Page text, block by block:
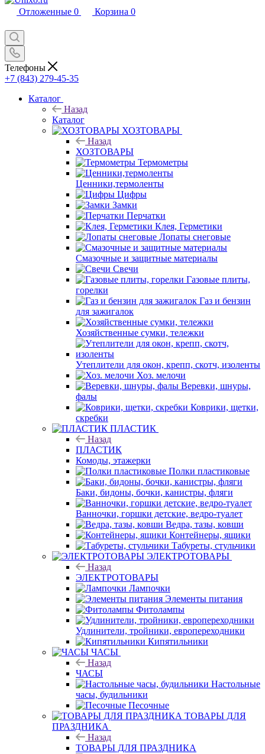
Отложенные 0 Корзина 0
Телефоны
+7 (843) 279-45-35
Каталог
Назад
Каталог
ХОЗТОВАРЫ
Назад
ХОЗТОВАРЫ
Термометры
Ценники,термоленты
Цифры
Замки
Перчатки
Клея, Герметики
Лопаты снеговые
Смазочные и защитные материалы
Свечи
Газовые плиты,
горелки
Газ и бензин
для зажигалок
Хозяйственные сумки, тележки
Утеплители для окон, крепп, скотч, изоленты
Хоз. мелочи
Веревки, шнуры,
фалы
Коврики, щетки,
скребки
ПЛАСТИК
Назад
ПЛАСТИК
Комоды, этажерки
Полки пластиковые
Баки, бидоны, бочки, канистры, фляги
Ванночки, горшки детские, ведро-туалет
Ведра, тазы, ковши
Контейнеры, ящики
Табуреты, стульчики
ЭЛЕКТРОТОВАРЫ
Назад
ЭЛЕКТРОТОВАРЫ
Лампочки
Элементы питания
Фитолампы
Удлинители, тройники, европереходники
Кипятильники
ЧАСЫ
Назад
ЧАСЫ
Настольные
часы, будильники
Песочные
ТОВАРЫ ДЛЯ
ПРАЗДНИКА
Назад
ТОВАРЫ ДЛЯ ПРАЗДНИКА